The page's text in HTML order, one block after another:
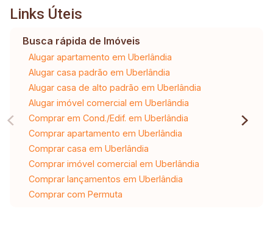
Links Úteis
Busca rápida de Imóveis
Alugar apartamento em Uberlândia
Alugar casa padrão em Uberlândia
Alugar casa de alto padrão em Uberlândia
Alugar imóvel comercial em Uberlândia
Comprar em Cond./Edif. em Uberlândia
Comprar apartamento em Uberlândia
Comprar casa em Uberlândia
Comprar imóvel comercial em Uberlândia
Comprar lançamentos em Uberlândia
Comprar com Permuta